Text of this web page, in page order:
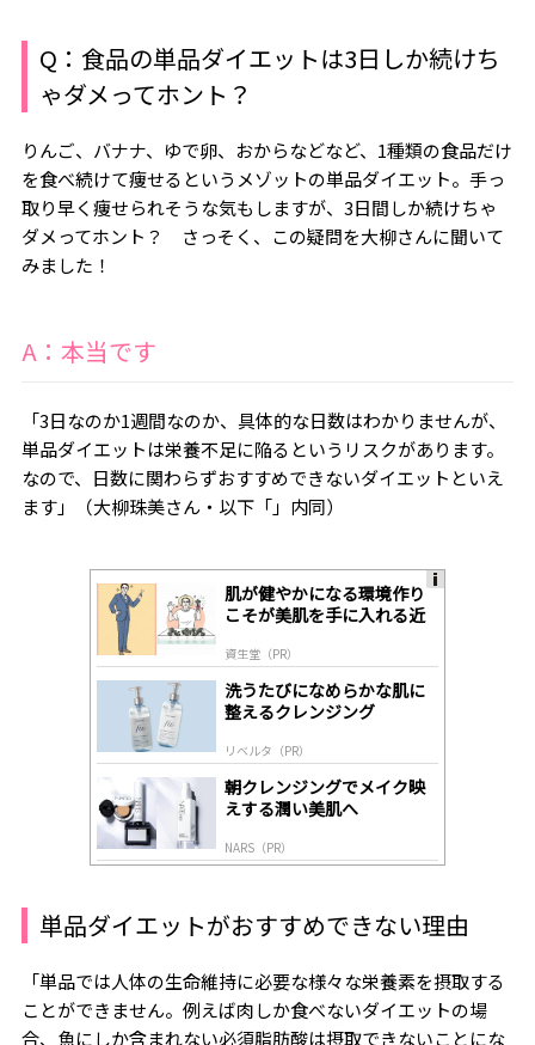
Q： 食品の単品ダイエットは3日しか続けち
ゃダメってホント？
りんご、バナナ、ゆで卵、おからなどなど、1種類の食品だけ
を食べ続けて痩せるというメゾットの単品ダイエット。手っ
取り早く痩せられそうな気もしますが、3日間しか続けちゃ
ダメってホント？ さっそく、この疑問を大柳さんに聞いて
みました！
A：本当です
「3日なのか1週間なのか、具体的な日数はわかりませんが、
単品ダイエットは栄養不足に陥るというリスクがあります。
なので、日数に関わらずおすすめできないダイエットといえ
ます」（大柳珠美さん・以下「」内同）
肌が健やかになる環境作り
こそが美肌を手に入れる近
資生堂（PR）
洗うたびになめらかな肌に
整えるクレンジング
リベルタ（PR）
朝クレンジングでメイク映
えする潤い美肌へ
NARS（PR）
単品ダイエットがおすすめできない理由
「単品では人体の生命維持に必要な様々な栄養素を摂取する
ことができません。例えば肉しか食べないダイエットの場
合、魚にしか含まれない必須脂肪酸は摂取できないことにな